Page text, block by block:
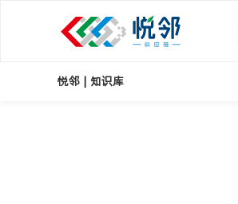
悦邻 | 知识库